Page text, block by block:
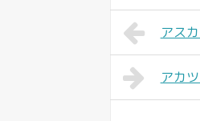
アス
アカ